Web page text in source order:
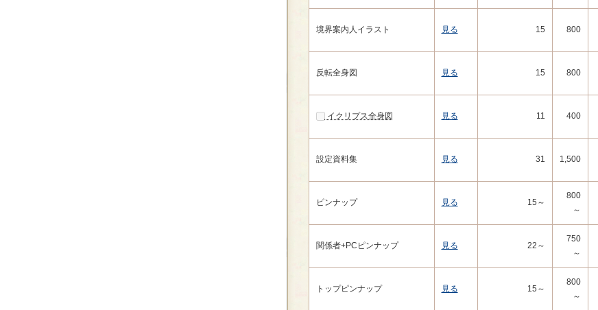
境界案内人イラスト 見る 15 800
反転全身図 見る 15 800
イクリプス全身図 見る 11 400
設定資料集 見る 31 1,500
ピンナップ 見る 15～
800
～
関係者+PCピンナップ 見る 22～
750
～
トップピンナップ 見る 15～
800
～